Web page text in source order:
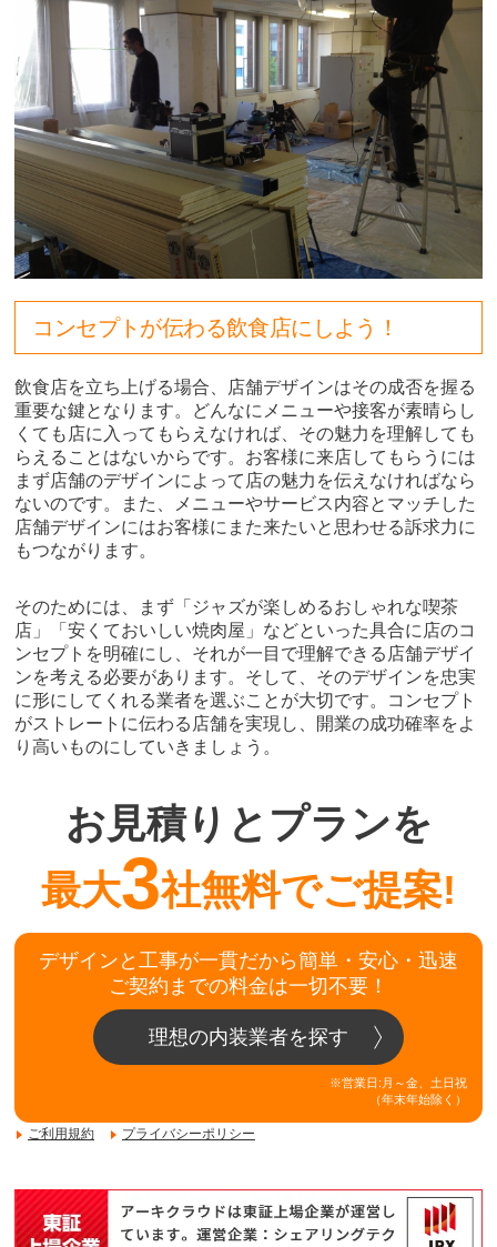
コンセプトが伝わる飲食店にしよう！
飲食店を立ち上げる場合、店舗デザインはその成否を握る
重要な鍵となります。どんなにメニューや接客が素晴らし
くても店に入ってもらえなければ、その魅力を理解しても
らえることはないからです。お客様に来店してもらうには
まず店舗のデザインによって店の魅力を伝えなければなら
ないのです。また、メニューやサービス内容とマッチした
店舗デザインにはお客様にまた来たいと思わせる訴求力に
もつながります。
そのためには、まず「ジャズが楽しめるおしゃれな喫茶
店」「安くておいしい焼肉屋」などといった具合に店のコ
ンセプトを明確にし、それが一目で理解できる店舗デザイ
ンを考える必要があります。そして、そのデザインを忠実
に形にしてくれる業者を選ぶことが大切です。コンセプト
がストレートに伝わる店舗を実現し、開業の成功確率をよ
り高いものにしていきましょう。
お見積りとプランを
最大3社無料でご提案!
デザインと工事が一貫だから簡単・安心・迅速
ご契約までの料金は一切不要！
理想の内装業者を探す
※営業日:月～金、土日祝
（年末年始除く）
ご利用規約 プライバシーポリシー